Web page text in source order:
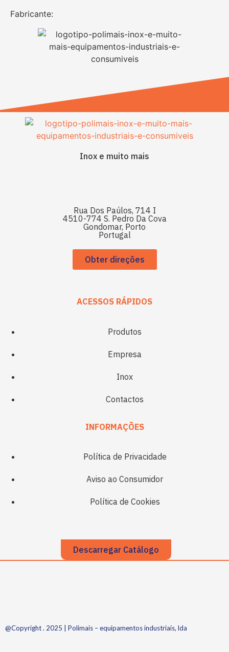
Fabricante:
Inox e muito mais
Rua Dos Paúlos, 714 I
4510-774 S. Pedro Da Cova
Gondomar, Porto
Portugal
Obter direções
ACESSOS RÁPIDOS
Produtos
Empresa
Inox
Contactos
INFORMAÇÕES
Política de Privacidade
Aviso ao Consumidor
Política de Cookies
Descarregar Catálogo
@Copyright . 2025 | Polimais – equipamentos industriais, lda